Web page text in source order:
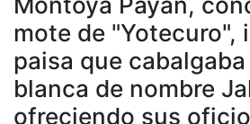
mote de "Yotecuro",
paisa que
blanca de nombre
ofreciendo sus